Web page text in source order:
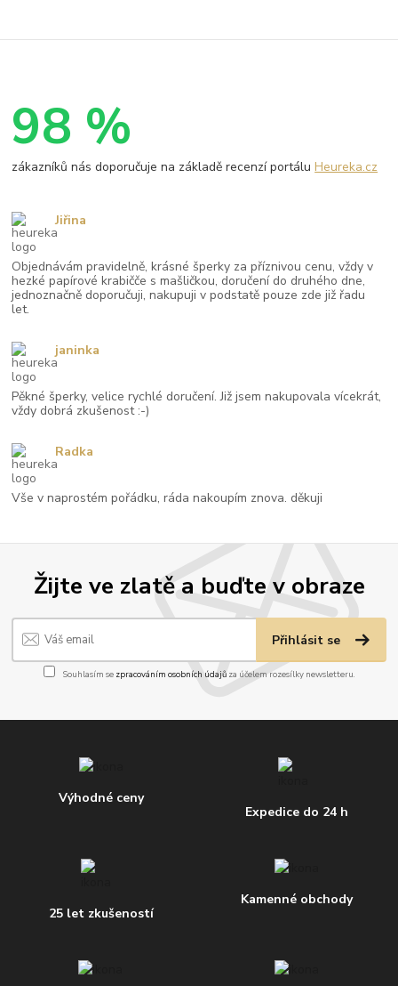
Žijte ve zlatě a buďte v obraze
Přihlásit se
Souhlasím se zpracováním osobních údajůza účelem rozesílky newsletteru.
Výhodné ceny
Expedice do 24 h
25 let zkušeností
Kamenné obchody
98 %
zákazníků nás doporučuje na základě recenzí portáluHeureka.cz
Objednávám pravidelně, krásné šperky za příznivou cenu, vždy v
hezké papírové krabičče s mašličkou, doručení do druhého dne,
jednoznačně doporučuji, nakupuji v podstatě pouze zde již řadu
let.
Jiřina
Pěkné šperky, velice rychlé doručení. Již jsem nakupovala vícekrát,
vždy dobrá zkušenost :-)
janinka
Vše v naprostém pořádku, ráda nakoupím znova. děkuji
Radka